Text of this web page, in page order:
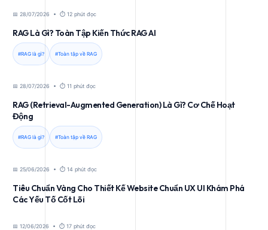
📅 28/07/2026 • ⏱️ 12 phút đọc
RAG Là Gì? Toàn Tập Kiến Thức RAG AI
#RAG là gì? #Toàn tập về RAG
📅 28/07/2026 • ⏱️ 11 phút đọc
RAG (Retrieval-Augmented Generation) Là Gì? Cơ Chế Hoạt
Động
#RAG là gì? #Toàn tập về RAG
📅 25/06/2026 • ⏱️ 14 phút đọc
Tiêu Chuẩn Vàng Cho Thiết Kế Website Chuẩn UX UI Khám Phá
Các Yếu Tố Cốt Lõi
📅 12/06/2026 • ⏱️ 17 phút đọc